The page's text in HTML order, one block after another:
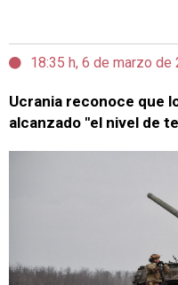
18:35 h, 6 de marzo de
Ucrania reconoce que
alcanzado "el nivel de